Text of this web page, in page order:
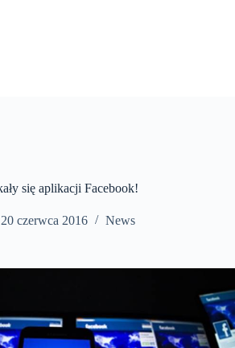
się aplikacji Facebook!
20 czerwca 2016 News